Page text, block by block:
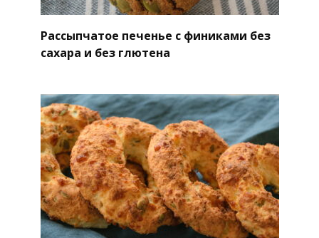
Рассыпчатое печенье с финиками без
сахара и без глютена